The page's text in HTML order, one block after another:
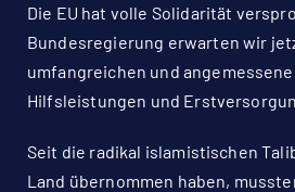
Die EU hat volle Solidarität
Bundesregierung erwarten wir
umfangreichen und
Hilfsleistungen und
Seit die radikal islamistischen
Land übernommen haben,